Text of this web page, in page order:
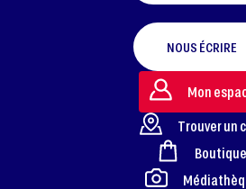
NOUS ÉCRIRE
Mon
Trouver un
Boutique